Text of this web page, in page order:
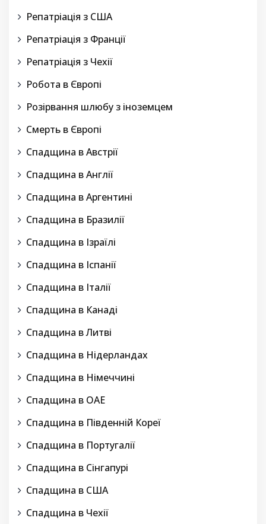
Репатріація з США
Репатріація з Франції
Репатріація з Чехії
Робота в Європі
Розірвання шлюбу з іноземцем
Смерть в Європі
Спадщина в Австрії
Спадщина в Англії
Спадщина в Аргентині
Спадщина в Бразилії
Спадщина в Ізраїлі
Спадщина в Іспанії
Спадщина в Італії
Спадщина в Канаді
Спадщина в Литві
Спадщина в Нідерландах
Спадщина в Німеччині
Спадщина в ОАЕ
Спадщина в Південній Кореї
Спадщина в Португалії
Спадщина в Сінгапурі
Спадщина в США
Спадщина в Чехії